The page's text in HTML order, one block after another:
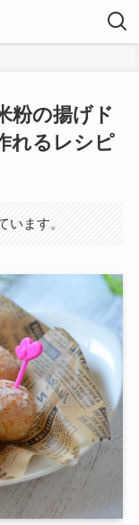
粉の揚げド
れるレシピ
います。